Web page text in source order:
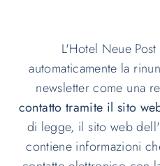
L'Hotel Neue
automaticamente la
newsletter come una
contatto tramite il sito
di legge, il sito web
contiene informazioni